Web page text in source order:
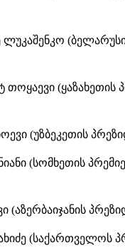
თოყაევი (ყაზახეთის
(უზბეკეთის
(სომხეთის
(აზერბაიჯანის
(საქართველოს